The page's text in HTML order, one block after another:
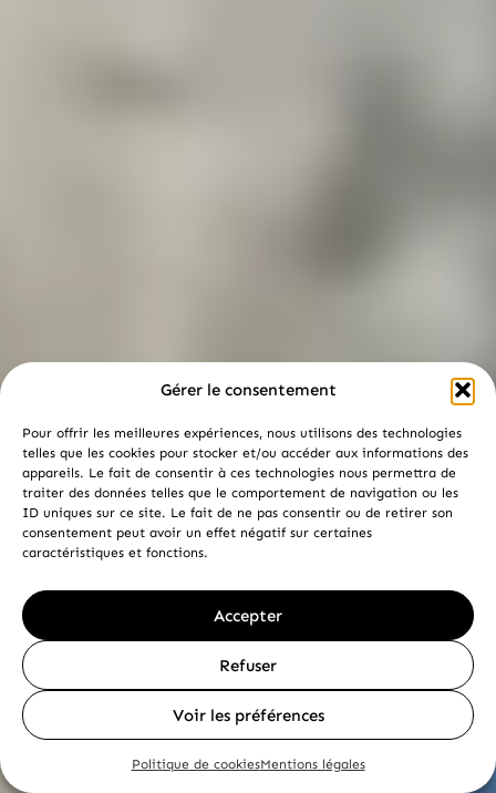
Gérer le consentement
Pour offrir les meilleures expériences, nous utilisons des technologies
telles que les cookies pour stocker et/ou accéder aux informations des
appareils. Le fait de consentir à ces technologies nous permettra de
traiter des données telles que le comportement de navigation ou les
ID uniques sur ce site. Le fait de ne pas consentir ou de retirer son
consentement peut avoir un effet négatif sur certaines
caractéristiques et fonctions.
Accepter
Refuser
Voir les préférences
Politique de cookiesMentions légales